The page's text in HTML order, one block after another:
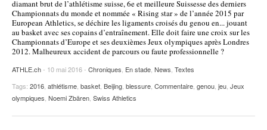
POURQUOI ATHLE.CH ?
ATHLE.CH RÉGIONS | VAUD
HIGHLIGHTS
LIVRES
diamant brut de l’athlétisme suisse, 6e et meilleure Suissesse des derniers
Championnats du monde et nommée « Rising star » de l’année 2015 par
European Athletics, se déchire les ligaments croisés du genou en... jouant
au basket avec ses copains d’entraînement. Elle doit faire une croix sur les
Championnats d’Europe et ses deuxièmes Jeux olympiques après Londres
2012. Malheureux accident de parcours ou faute professionnelle ?
ATHLE.ch- 10 mai 2016 - Chroniques En stade News Textes
Tags: 2016 athlétisme basket Beijing blessure Commentaire genou jeu Jeux
olympiques Noemi Zbären Swiss Athletics